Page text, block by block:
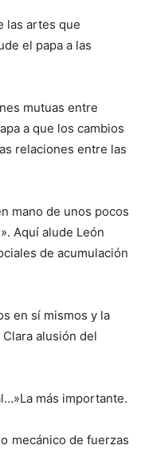
las artes que
el papa a las
mutuas entre
a que los cambios
relaciones entre las
mano de unos pocos
Aquí alude León
de acumulación
en sí mismos y la
alusión del
más importante.
mecánico de fuerzas